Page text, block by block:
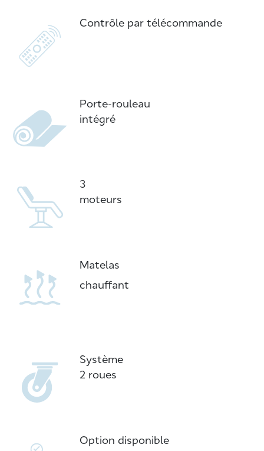
Contrôle par télécommande
Porte-rouleau
intégré
3
moteurs
Matelas
chauffant
Système
2 roues
Option disponible